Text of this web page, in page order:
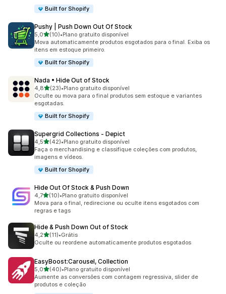
Built for Shopify
Pushy | Push Down Out Of Stock
5,0de 5 estrelas
(10)
10 avaliações ao todo
•Plano gratuito disponível
Mova automaticamente produtos esgotados para o final. Exiba os
itens em estoque primeiro.
Built for Shopify
Nada • Hide Out of Stock
4,8de 5 estrelas
(23)
23 avaliações ao todo
•Plano gratuito disponível
Oculte ou mova para o final produtos sem estoque e variantes
esgotadas.
Built for Shopify
Supergrid Collections ‑ Depict
4,5de 5 estrelas
(42)
42 avaliações ao todo
•Plano gratuito disponível
Faça o merchandising e classifique coleções com produtos,
imagens e vídeos.
Built for Shopify
Hide Out Of Stock & Push Down
4,7de 5 estrelas
(10)
10 avaliações ao todo
•Plano gratuito disponível
Mova para o final, redirecione ou oculte itens esgotados com
regras e tags
Hide & Push Down Out of Stock
4,2de 5 estrelas
(11)
11 avaliações ao todo
•Grátis
Oculte ou reordene automaticamente produtos esgotados
EasyBoost:Carousel, Collection
5,0de 5 estrelas
(40)
40 avaliações ao todo
•Plano gratuito disponível
Aumente as conversões com contagem regressiva, slider de
produtos e coleção